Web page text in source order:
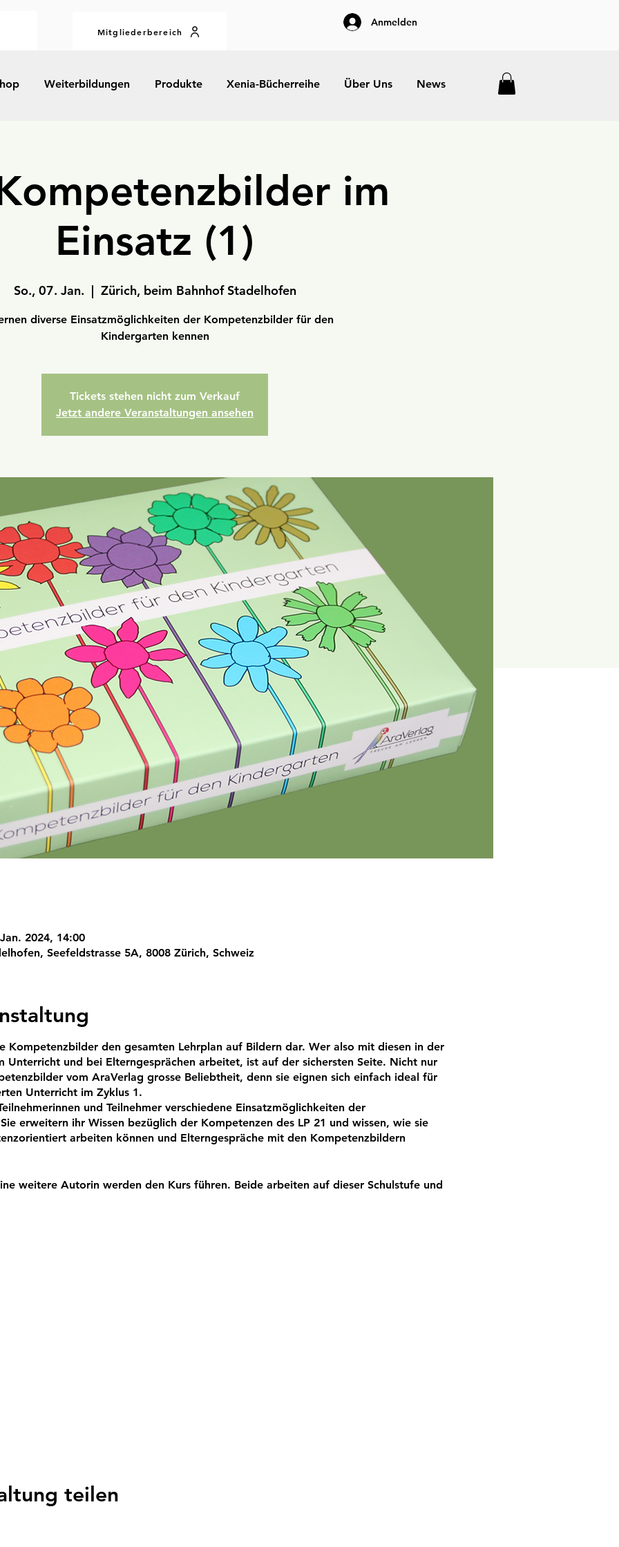
Mitgliederbereich
Anmelden
Weiterbildungen Produkte Xenia-Bücherreihe Über Uns News
im
Einsatz (1)
So., 07. Jan.
  |
Zürich, beim Bahnhof Stadelhofen
diverse Einsatzmöglichkeiten der Kompetenzbilder für den
Kindergarten kennen
Tickets stehen nicht zum Verkauf
Jetzt andere Veranstaltungen ansehen
2024, 14:00
Seefeldstrasse 5A, 8008 Zürich, Schweiz
Kompetenzbilder den gesamten Lehrplan auf Bildern dar. Wer also mit diesen in der
Unterricht und bei Elterngesprächen arbeitet, ist auf der sichersten Seite. Nicht nur
vom AraVerlag grosse Beliebtheit, denn sie eignen sich einfach ideal für
Unterricht im Zyklus 1.
und Teilnehmer verschiedene Einsatzmöglichkeiten der
erweitern ihr Wissen bezüglich der Kompetenzen des LP 21 und wissen, wie sie
arbeiten können und Elterngespräche mit den Kompetenzbildern
weitere Autorin werden den Kurs führen. Beide arbeiten auf dieser Schulstufe und
teilen